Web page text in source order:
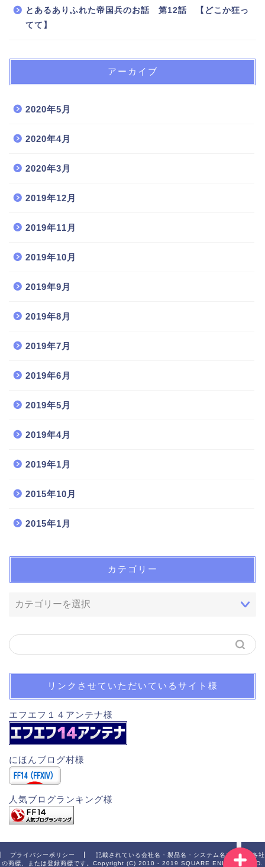
とあるありふれた帝国兵のお話 第12話 【どこか狂っ
てて】
アーカイブ
2020年5月
2020年4月
2020年3月
2019年12月
2019年11月
2019年10月
2019年9月
2019年8月
2019年7月
2019年6月
2019年5月
2019年4月
2019年1月
2015年10月
2015年1月
カテゴリー
リンクさせていただいているサイト様
エフエフ１４アンテナ様
にほんブログ村様
人気ブログランキング様
プライバシーポリシー
記載されている会社名・製品名・システム名などは、各社
の商標、または登録商標です。Copyright (C) 2010 - 2019 SQUARE ENIX CO., LTD.
木人スキル回し一覧